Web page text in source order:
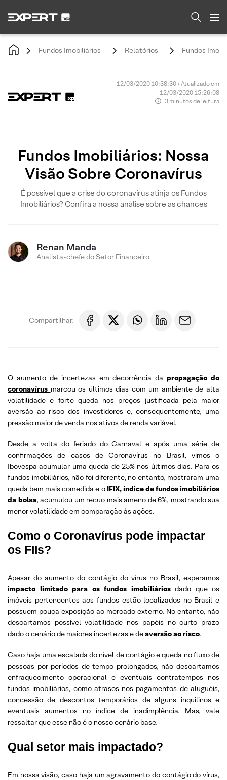
Fundos Imobiliários Relatórios Fundos
12/03/2020 10:38:30 • Atualizado em
12/03/2020 15:26:08
3 minutos de leitura
Fundos Imobiliários: Nossa
Visão Sobre Coronavírus
É possível que a crise do coronavírus atinja os Fundos
Imobiliários? Confira a nossa análise sobre as chances
Renan Manda
Analista-chefe do Setor Financeiro
Compartilhar:
O aumento de incertezas em decorrência dapropagação do
coronavírus marcou os últimos dias com um ambiente de alta
volatilidade e forte queda nos preços justificada pela maior
aversão ao risco dos investidores e, consequentemente, uma
pressão maior de venda nos ativos de renda variável.
Desde a volta do feriado do Carnaval e após uma série de
confirmações de casos de Coronavírus no Brasil, vimos o
Ibovespa acumular uma queda de 25% nos últimos dias. Para os
fundos imobiliários, não foi diferente, no entanto, mostraram uma
queda bem mais comedida e o IFIX, índice de fundos imobiliários
da bolsa, acumulou um recuo mais ameno de 6%, mostrando sua
menor volatilidade em comparação às ações.
Como o Coronavírus pode impactar
os FIIs?
Apesar do aumento do contágio do vírus no Brasil, esperamos
impacto limitado para os fundos imobiliáriosdado que os
imóveis pertencentes aos fundos estão localizados no Brasil e
possuem pouca exposição ao mercado externo. No entanto, não
descartamos possível volatilidade nos papéis no curto prazo
dado o cenário de maiores incertezas e deaversão ao risco.
Caso haja uma escalada do nível de contágio e queda no fluxo de
pessoas por períodos de tempo prolongados, não descartamos
enfraquecimento operacional e eventuais contratempos nos
fundos imobiliários, como atrasos nos pagamentos de aluguéis,
concessão de descontos temporários de alguns inquilinos e
eventuais aumentos no índice de inadimplência. Mas, vale
ressaltar que esse não é o nosso cenário base.
Qual setor mais impactado?
Em nossa visão, caso haja um agravamento do contágio do vírus,